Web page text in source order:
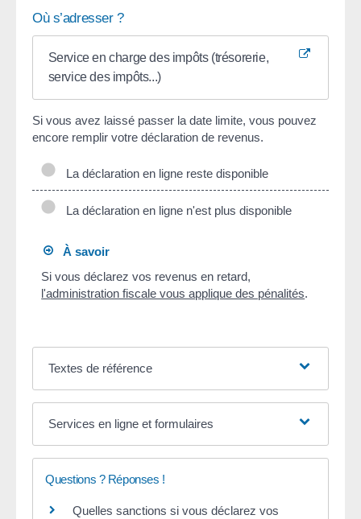
Où s’adresser ?
Service en charge des impôts (trésorerie,
service des impôts...)
Si vous avez laissé passer la date limite, vous pouvez
encore remplir votre déclaration de revenus.
La déclaration en ligne reste disponible
La déclaration en ligne n'est plus disponible
À savoir
Si vous déclarez vos revenus en retard,
l'administration fiscale vous applique des pénalités.
Textes de référence
Services en ligne et formulaires
Questions ? Réponses !
Quelles sanctions si vous déclarez vos